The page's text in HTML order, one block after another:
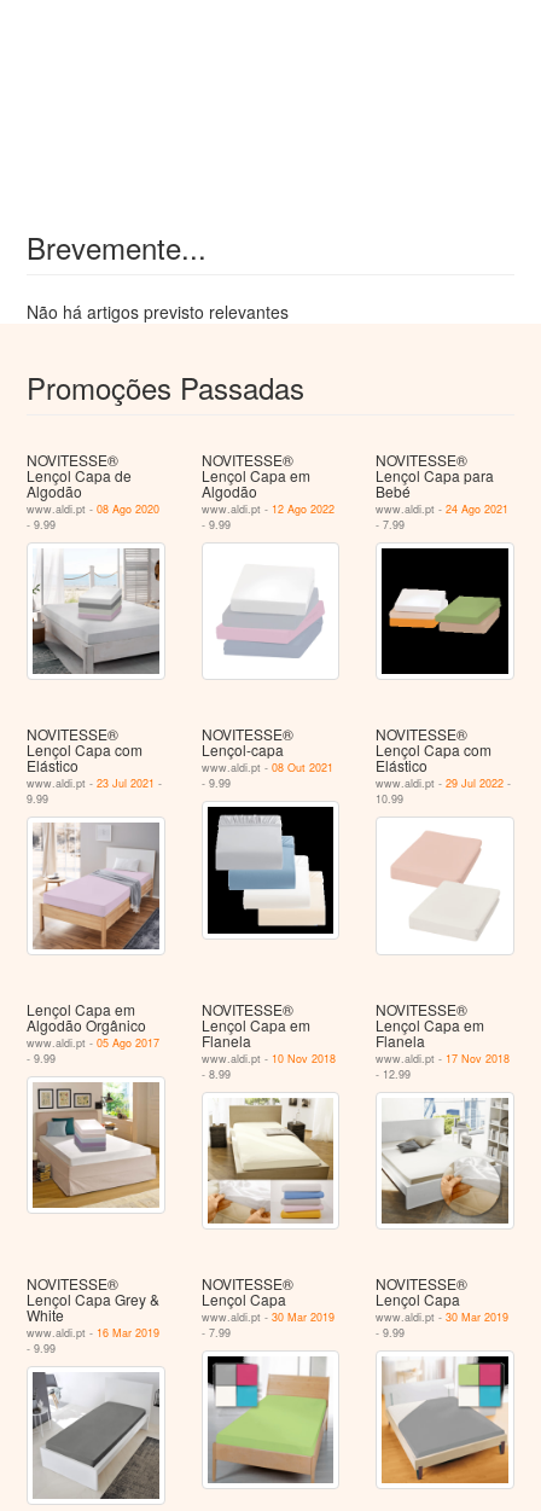
Brevemente...
Não há artigos previsto relevantes
Promoções Passadas
NOVITESSE®
Lençol Capa de
Algodão
www.aldi.pt -08 Ago 2020
- 9.99
NOVITESSE®
Lençol Capa em
Algodão
www.aldi.pt - 12 Ago 2022
- 9.99
NOVITESSE®
Lençol Capa para
Bebé
www.aldi.pt -24 Ago 2021
- 7.99
NOVITESSE®
Lençol Capa com
Elástico
www.aldi.pt -23 Jul 2021 -
9.99
NOVITESSE®
Lençol-capa
www.aldi.pt - 08 Out 2021
- 9.99
NOVITESSE®
Lençol Capa com
Elástico
www.aldi.pt -29 Jul 2022 -
10.99
Lençol Capa em
Algodão Orgânico
www.aldi.pt -05 Ago 2017
- 9.99
NOVITESSE®
Lençol Capa em
Flanela
www.aldi.pt - 10 Nov 2018
- 8.99
NOVITESSE®
Lençol Capa em
Flanela
www.aldi.pt - 17 Nov 2018
- 12.99
NOVITESSE®
Lençol Capa Grey &
White
www.aldi.pt - 16 Mar 2019
- 9.99
NOVITESSE®
Lençol Capa
www.aldi.pt - 30 Mar 2019
- 7.99
NOVITESSE®
Lençol Capa
www.aldi.pt -30 Mar 2019
- 9.99